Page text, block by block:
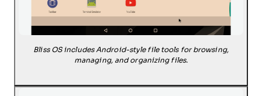
Bliss OS includes Android-style file tools for browsing,
managing, and organizing files.